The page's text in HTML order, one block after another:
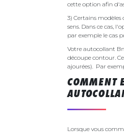
cette option afin
3) Certains
sens. Dans ce cas,
par exemple le cas
Votre autocollant
découpe contour.
ajourées). Par
COMMENT
Lorsque vous